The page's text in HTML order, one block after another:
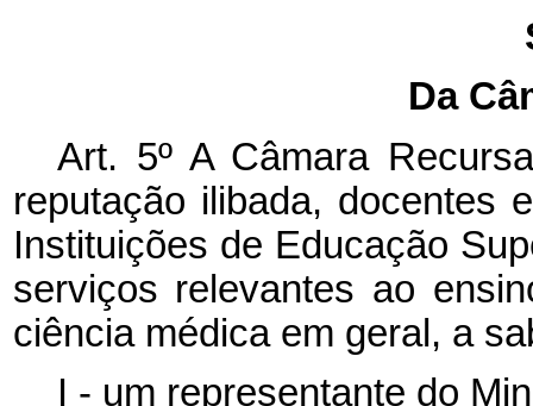
Da
Art. 5º A Câmara
reputação ilibada, docentes
Instituições de Educação
serviços relevantes ao
ciência médica em geral, a
I - um representante do